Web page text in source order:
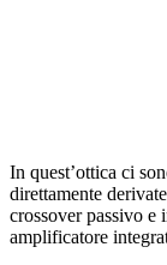
In quest’ottica ci
direttamente
crossover passivo e
amplificatore